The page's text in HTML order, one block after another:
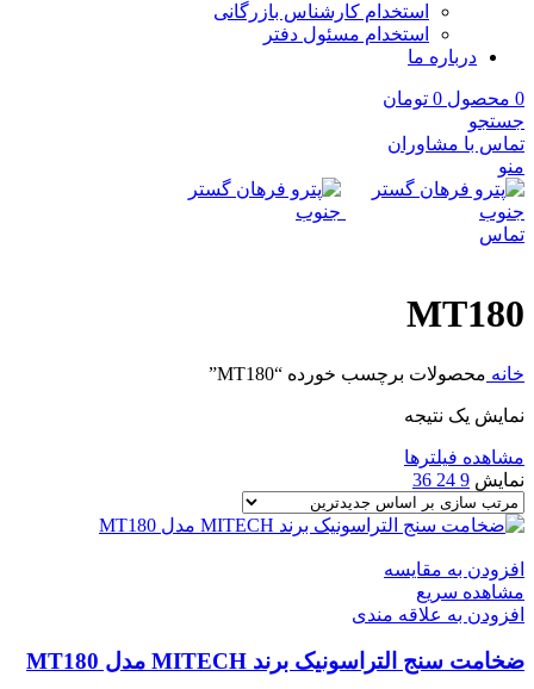
استخدام کارشناس بازرگانی
استخدام مسئول دفتر
درباره ما
0 محصول 0 تومان
جستجو
تماس با مشاوران
منو
تماس
MT180
خانه محصولات برچسب خورده “MT180”
نمایش یک نتیجه
مشاهده فیلترها
نمایش 9
24
36
افزودن به مقایسه
مشاهده سریع
افزودن به علاقه مندی
ضخامت سنج التراسونیک برند MITECH مدل MT180